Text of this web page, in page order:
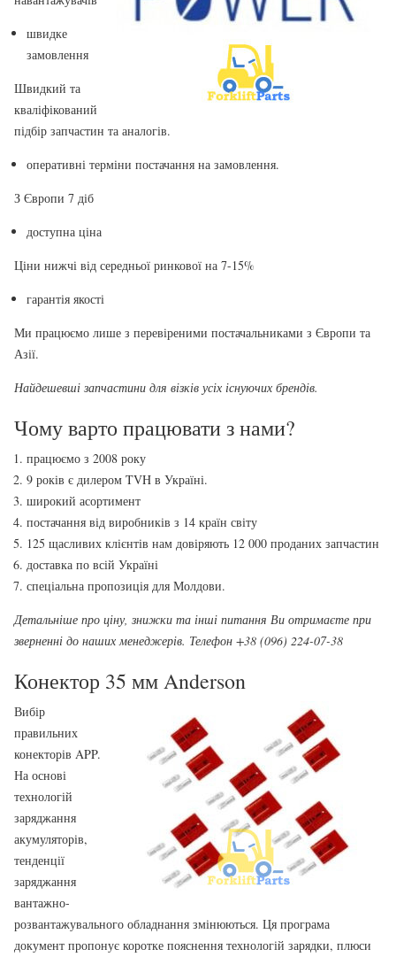
швидке
замовлення
Швидкий та
кваліфікований
підбір запчастин та аналогів.
оперативні терміни постачання на замовлення.
З Європи 7 діб
доступна ціна
Ціни нижчі від середньої ринкової на 7-15%
гарантія якості
Ми працюємо лише з перевіреними постачальниками з Європи та
Азії.
Найдешевші запчастини для візків усіх існуючих брендів.
Чому варто працювати з нами?
працюємо з 2008 року
9 років є дилером TVH в Україні.
широкий асортимент
постачання від виробників з 14 країн світу
125 щасливих клієнтів нам довіряють 12 000 проданих запчастин
доставка по всій Україні
спеціальна пропозиція для Молдови.
Детальніше про ціну, знижки та інші питання Ви отримаєте при
зверненні до наших менеджерів. Телефон +38 (096) 224-07-38
Конектор 35 мм Anderson
Вибір
правильних
конекторів APP.
На основі
технологій
заряджання
акумуляторів,
тенденції
заряджання
вантажно-
розвантажувального обладнання змінюються. Ця програма
документ пропонує коротке пояснення технологій зарядки, плюси